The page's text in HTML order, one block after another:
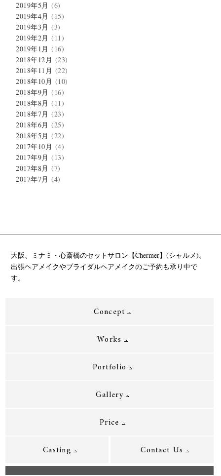
2019年5月 (6)
2019年4月 (15)
2019年3月 (3)
2019年2月 (11)
2019年1月 (16)
2018年12月 (23)
2018年11月 (22)
2018年10月 (10)
2018年9月 (16)
2018年8月 (11)
2018年7月 (23)
2018年6月 (25)
2018年5月 (22)
2017年10月 (4)
2017年9月 (13)
2017年8月 (7)
2017年7月 (4)
大阪、ミナミ・心斎橋のセットサロン【Chermer】(シャルメ)。
出張ヘアメイクやブライダルヘアメイクのご予約も承り中で
す。
Concept
Works
Portfolio
Gallery
Price
Casting
Contact Us